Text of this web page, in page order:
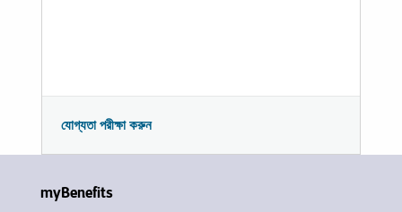
যোগ্যতা পরীক্ষা করুন
myBenefits